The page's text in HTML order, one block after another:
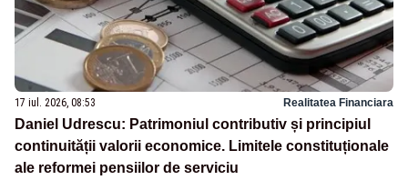
17 iul. 2026, 08:53 Realitatea Financiara
Daniel Udrescu: Patrimoniul contributiv și principiul
continuității valorii economice. Limitele constituționale
ale reformei pensiilor de serviciu